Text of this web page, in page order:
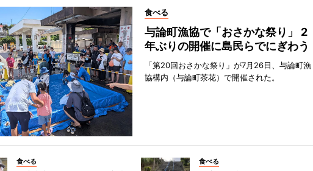
食べる
与論町漁協で「おさかな祭り」 2
年ぶりの開催に島民らでにぎわう
「第20回おさかな祭り」が7月26日、与論町漁
協構内（与論町茶花）で開催された。
食べる 食べる